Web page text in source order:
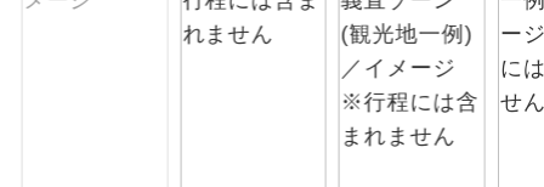
ご宿泊ホテルに露天風呂が付いていま
て、ご旅行の契約が成立となります。
ウェブ限定コースとなりますので、コールセ